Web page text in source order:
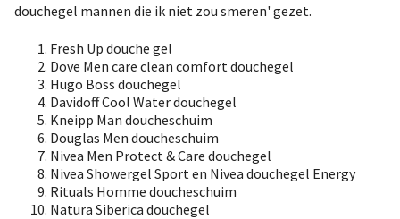
douchegel mannen die ik niet zou smeren' gezet.
Fresh Up douche gel
Dove Men care clean comfort douchegel
Hugo Boss douchegel
Davidoff Cool Water douchegel
Kneipp Man doucheschuim
Douglas Men doucheschuim
Nivea Men Protect & Care douchegel
Nivea Showergel Sport en Nivea douchegel Energy
Rituals Homme doucheschuim
Natura Siberica douchegel